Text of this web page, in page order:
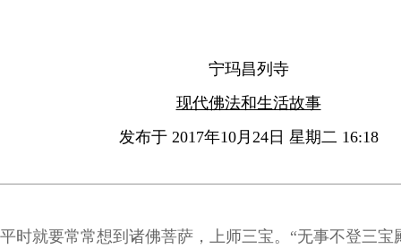
宁玛昌列寺
现代佛法和生活故事
发布于 2017年10月24日 星期二 16:18
平时就要常常想到诸佛菩萨，上师三宝。“无事不登三宝